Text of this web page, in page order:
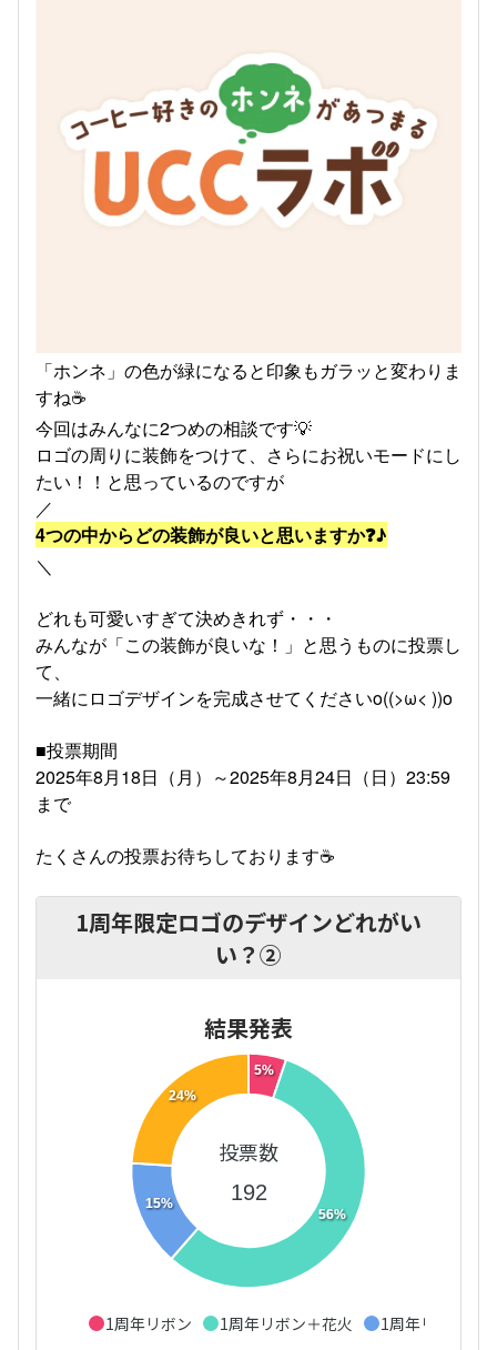
「ホンネ」の色が緑になると印象もガラッと変わりま
すね☕
今回はみんなに2つめの相談です💡
ロゴの周りに装飾をつけて、さらにお祝いモードにし
たい！！と思っているのですが
／
4つの中からどの装飾が良いと思いますか❓♪
＼
どれも可愛いすぎて決めきれず・・・
みんなが「この装飾が良いな！」と思うものに投票し
て、
一緒にロゴデザインを完成させてくださいo((>ω< ))o
■投票期間
2025年8月18日（月）～2025年8月24日（日）23:59
まで
たくさんの投票お待ちしております☕
1周年限定ロゴのデザインどれがい
い？②
結果発表
5%
56%
15%
24%
投票数
192
1周年リボン 1周年リボン＋花火 1周年リボン＋